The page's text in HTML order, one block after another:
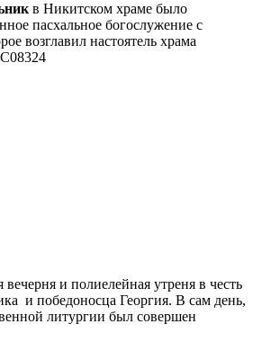
в Никитском храме было
пасхальное богослужение с
возглавил настоятель храма
вечерня и полиелейная утреня в честь
и победоносца Георгия. В сам день,
литургии был совершен